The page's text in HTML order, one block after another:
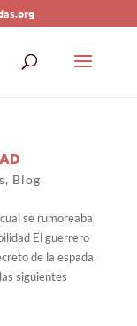
, Blog
se rumoreaba
El guerrero
de la espada,
siguientes